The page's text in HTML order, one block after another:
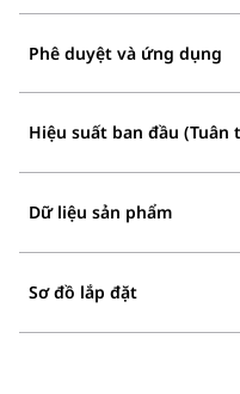
Phê duyệt và ứng dụng
Hiệu suất ban đầu (Tuân
Dữ liệu sản phẩm
Sơ đồ lắp đặt